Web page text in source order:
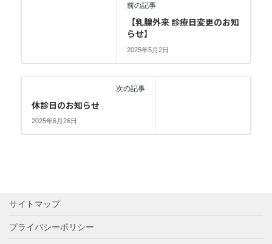
前の記事
【乳腺外来 診療日変更のお知
らせ】
2025年5月2日
次の記事
休診日のお知らせ
2025年6月26日
サイトマップ
プライバシーポリシー